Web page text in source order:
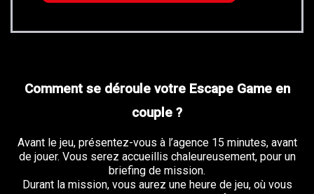
Comment se déroule votre Escape Game en
couple ?
Avant le jeu, présentez-vous à l’agence 15 minutes, avant
de jouer. Vous serez accueillis chaleureusement, pour un
briefing de mission.
Durant la mission, vous aurez une heure de jeu, où vous